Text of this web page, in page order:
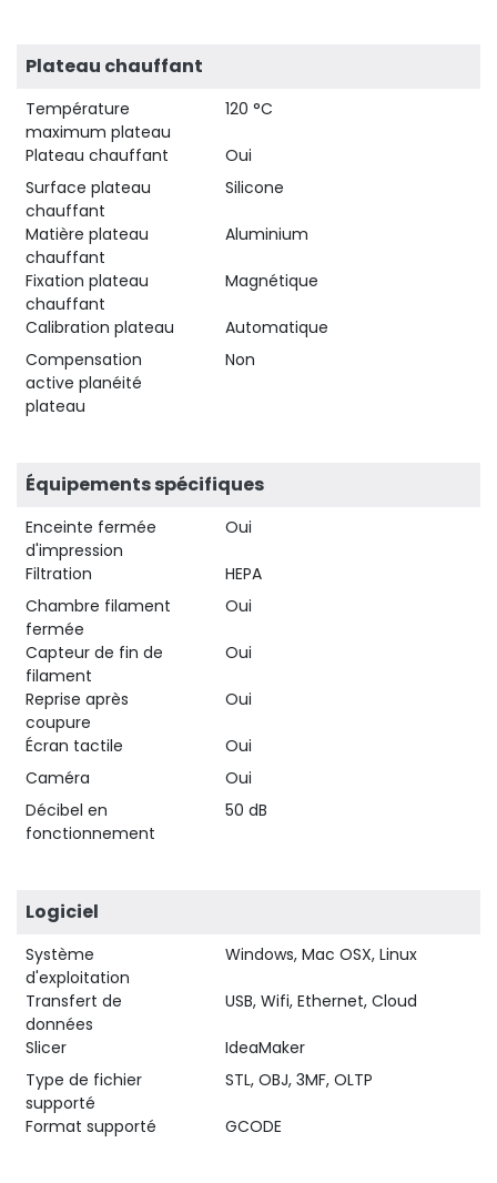
Plateau chauffant
Température
maximum plateau
120 °C
Plateau chauffant
Oui
Surface plateau
chauffant
Silicone
Matière plateau
chauffant
Aluminium
Fixation plateau
chauffant
Magnétique
Calibration plateau
Automatique
Compensation
active planéité
plateau
Non
Équipements spécifiques
Enceinte fermée
d'impression
Oui
Filtration
HEPA
Chambre filament
fermée
Oui
Capteur de fin de
filament
Oui
Reprise après
coupure
Oui
Écran tactile
Oui
Caméra
Oui
Décibel en
fonctionnement
50 dB
Logiciel
Système
d'exploitation
Windows, Mac OSX, Linux
Transfert de
données
USB, Wifi, Ethernet, Cloud
Slicer
IdeaMaker
Type de fichier
supporté
STL, OBJ, 3MF, OLTP
Format supporté GCODE